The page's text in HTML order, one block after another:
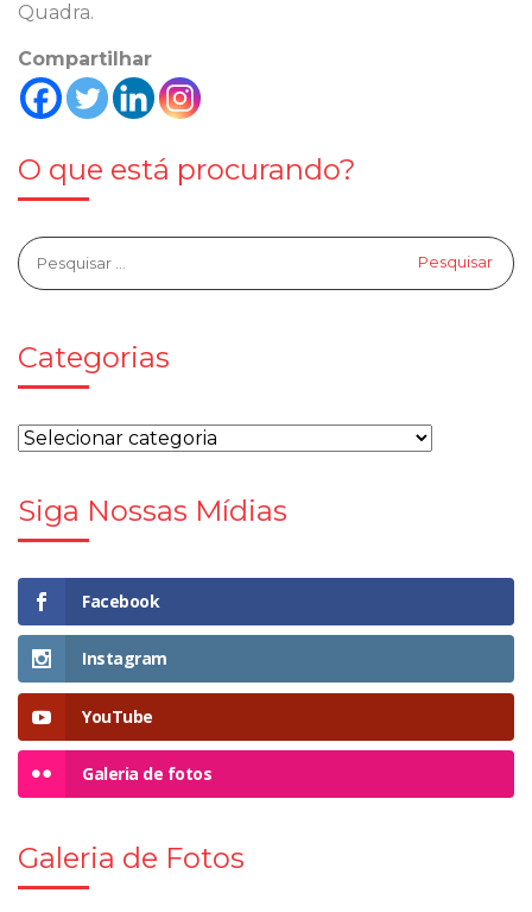
Quadra.
Compartilhar
O que está procurando?
Categorias
Siga Nossas Mídias
Facebook
Instagram
YouTube
Galeria de fotos
Galeria de Fotos